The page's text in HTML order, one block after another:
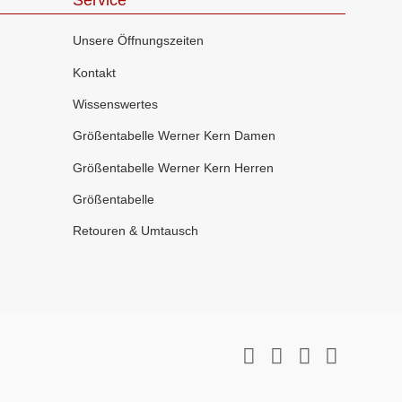
Unsere Öffnungszeiten
Kontakt
Wissenswertes
Größentabelle Werner Kern Damen
Größentabelle Werner Kern Herren
Größentabelle
Retouren & Umtausch